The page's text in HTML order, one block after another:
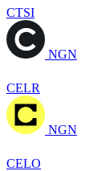
CTSI
NGN
CELR
NGN
CELO